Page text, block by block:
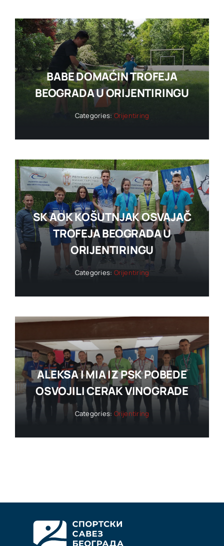
BABE DOMAĆIN TROFEJA
BEOGRADA U ORIJENTIRINGU
Categories: Orijentiring
SK AOK KOŠUTNJAK OSVAJAČ
TROFEJA BEOGRADA U
ORIJENTIRINGU
Categories: Orijentiring
ALEKSA I MIA IZ PSK POBEDE
OSVOJILI CERAK VINOGRADE
Categories: Orijentiring